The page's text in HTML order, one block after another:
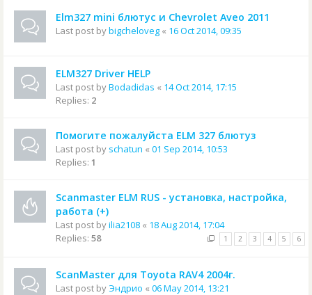
Elm327 mini блютус и Chevrolet Aveo 2011
Last post bybigcheloveg « 16 Oct 2014, 09:35
ELM327 Driver HELP
Last post byBodadidas « 14 Oct 2014, 17:15
Replies: 2
Помогите пожалуйста ELM 327 блютуз
Last post by schatun « 01 Sep 2014, 10:53
Replies: 1
Scanmaster ELM RUS - установка, настройка,
работа (+)
Last post byilia2108 « 18 Aug 2014, 17:04
Replies: 58 1 2 3 4 5 6
ScanMaster для Toyota RAV4 2004г.
Last post byЭндрио « 06 May 2014, 13:21